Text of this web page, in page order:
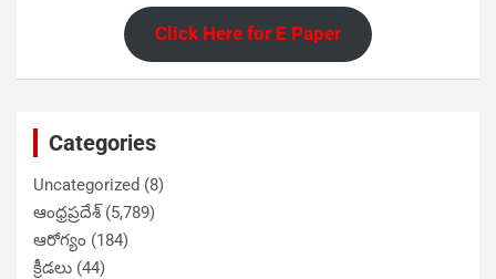
Click Here for E Paper
Categories
Uncategorized (8)
ఆంధ్రప్రదేశ్(5,789)
ఆరోగ్యం (184)
క్రీడలు (44)